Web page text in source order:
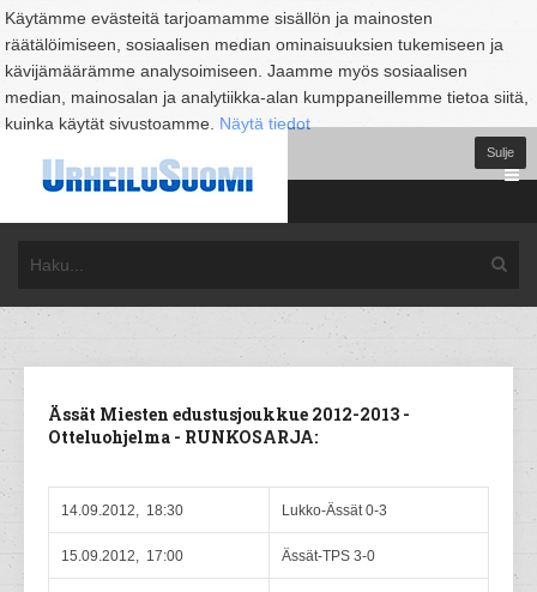
Käytämme evästeitä tarjoamamme sisällön ja mainosten
räätälöimiseen, sosiaalisen median ominaisuuksien tukemiseen ja
kävijämäärämme analysoimiseen. Jaamme myös sosiaalisen
median, mainosalan ja analytiikka-alan kumppaneillemme tietoa siitä,
kuinka käytät sivustoamme. Näytä tiedot
Sulje
Ässät Miesten edustusjoukkue 2012-2013 -
Otteluohjelma - RUNKOSARJA:
14.09.2012, 18:30 Lukko-Ässät 0-3
15.09.2012, 17:00 Ässät-TPS 3-0